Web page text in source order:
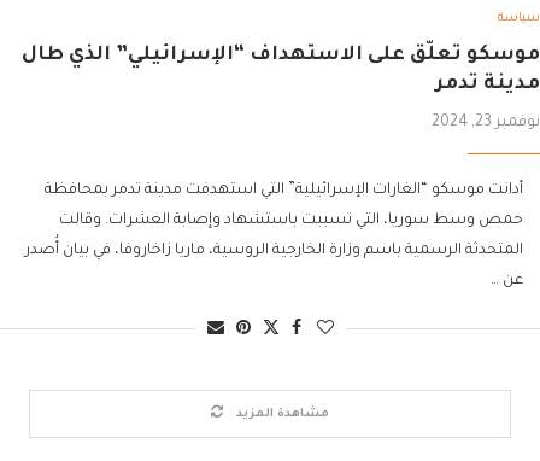
سياسة
موسكو تعلّق على الاستهداف “الإسرائيلي” الذي طال
مدينة تدمر
نوفمبر 23, 2024
أدانت موسكو “الغارات الإسرائيلية” التي استهدفت مدينة تدمر بمحافظة
حمص وسط سوريا، التي تسببت باستشهاد وإصابة العشرات. وقالت
المتحدثة الرسمية باسم وزارة الخارجية الروسية، ماريا زاخاروفا، في بيان أُصدر
عن …
مشاهدة المزيد